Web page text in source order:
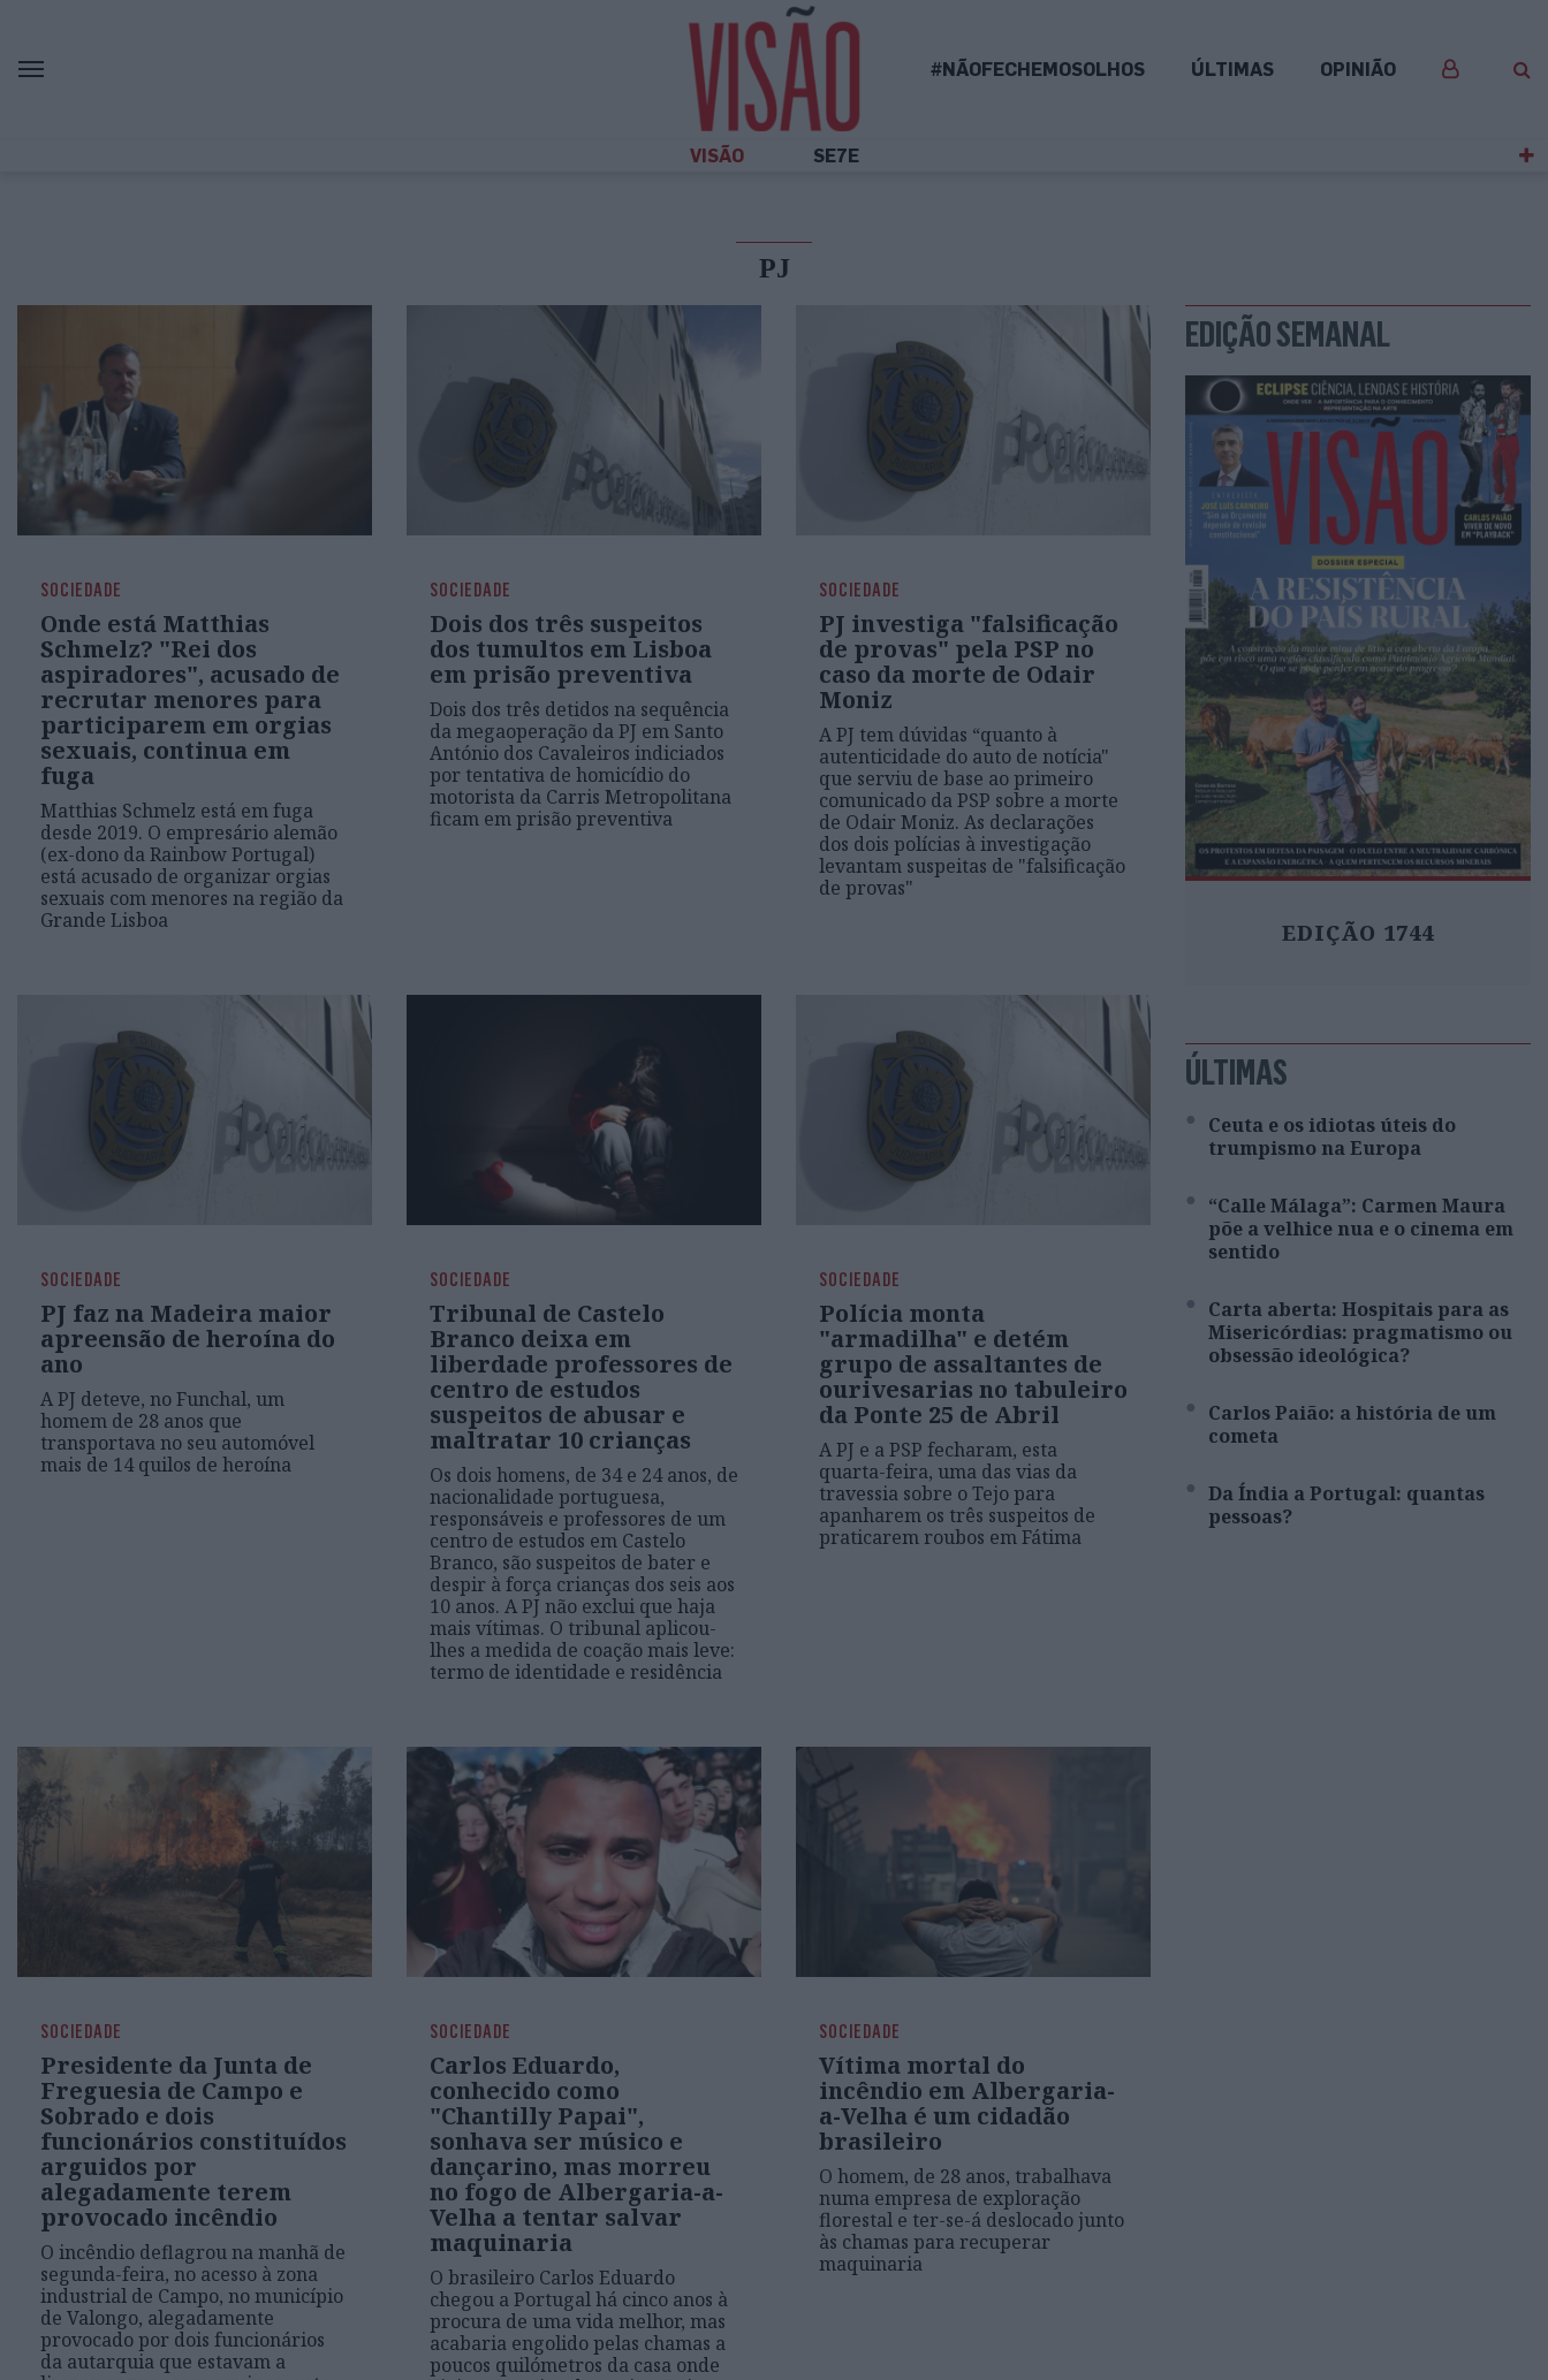
#NÃOFECHEMOSOLHOS ÚLTIMAS OPINIÃO
VISÃO SE7E
PJ
SOCIEDADE
Onde está Matthias
Schmelz? "Rei dos
aspiradores", acusado de
recrutar menores para
participarem em orgias
sexuais, continua em
fuga
Matthias Schmelz está em fuga
desde 2019. O empresário alemão
(ex-dono da Rainbow Portugal)
está acusado de organizar orgias
sexuais com menores na região da
Grande Lisboa
SOCIEDADE
Dois dos três suspeitos
dos tumultos em Lisboa
em prisão preventiva
Dois dos três detidos na sequência
da megaoperação da PJ em Santo
António dos Cavaleiros indiciados
por tentativa de homicídio do
motorista da Carris Metropolitana
ficam em prisão preventiva
SOCIEDADE
PJ investiga "falsificação
de provas" pela PSP no
caso da morte de Odair
Moniz
A PJ tem dúvidas “quanto à
autenticidade do auto de notícia"
que serviu de base ao primeiro
comunicado da PSP sobre a morte
de Odair Moniz. As declarações
dos dois polícias à investigação
levantam suspeitas de "falsificação
de provas"
SOCIEDADE
PJ faz na Madeira maior
apreensão de heroína do
ano
A PJ deteve, no Funchal, um
homem de 28 anos que
transportava no seu automóvel
mais de 14 quilos de heroína
SOCIEDADE
Tribunal de Castelo
Branco deixa em
liberdade professores de
centro de estudos
suspeitos de abusar e
maltratar 10 crianças
Os dois homens, de 34 e 24 anos, de
nacionalidade portuguesa,
responsáveis e professores de um
centro de estudos em Castelo
Branco, são suspeitos de bater e
despir à força crianças dos seis aos
10 anos. A PJ não exclui que haja
mais vítimas. O tribunal aplicou-
lhes a medida de coação mais leve:
termo de identidade e residência
SOCIEDADE
Polícia monta
"armadilha" e detém
grupo de assaltantes de
ourivesarias no tabuleiro
da Ponte 25 de Abril
A PJ e a PSP fecharam, esta
quarta-feira, uma das vias da
travessia sobre o Tejo para
apanharem os três suspeitos de
praticarem roubos em Fátima
SOCIEDADE
Presidente da Junta de
Freguesia de Campo e
Sobrado e dois
funcionários constituídos
arguidos por
alegadamente terem
provocado incêndio
O incêndio deflagrou na manhã de
segunda-feira, no acesso à zona
industrial de Campo, no município
de Valongo, alegadamente
provocado por dois funcionários
da autarquia que estavam a
SOCIEDADE
Carlos Eduardo,
conhecido como
"Chantilly Papai",
sonhava ser músico e
dançarino, mas morreu
no fogo de Albergaria-a-
Velha a tentar salvar
maquinaria
O brasileiro Carlos Eduardo
chegou a Portugal há cinco anos à
procura de uma vida melhor, mas
acabaria engolido pelas chamas a
poucos quilómetros da casa onde
SOCIEDADE
Vítima mortal do
incêndio em Albergaria-
a-Velha é um cidadão
brasileiro
O homem, de 28 anos, trabalhava
numa empresa de exploração
florestal e ter-se-á deslocado junto
às chamas para recuperar
maquinaria
EDIÇÃO SEMANAL
EDIÇÃO 1744
ÚLTIMAS
Ceuta e os idiotas úteis do
trumpismo na Europa
“Calle Málaga”: Carmen Maura
põe a velhice nua e o cinema em
sentido
Carta aberta: Hospitais para as
Misericórdias: pragmatismo ou
obsessão ideológica?
Carlos Paião: a história de um
cometa
Da Índia a Portugal: quantas
pessoas?